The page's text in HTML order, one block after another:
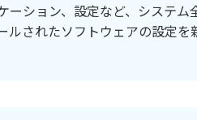
ーション、設定など、システ
ルされたソフトウェアの設定